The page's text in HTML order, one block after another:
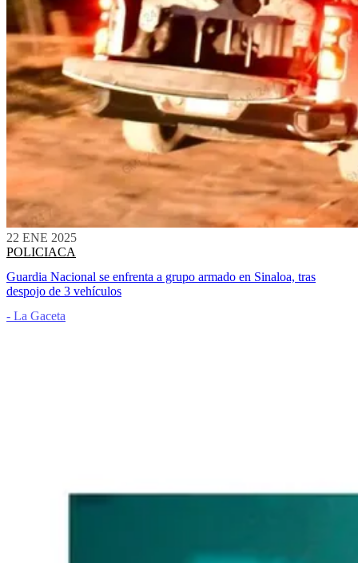
22 ENE 2025
POLICIACA
Guardia Nacional se enfrenta a grupo armado en Sinaloa, tras
despojo de 3 vehículos
- La Gaceta